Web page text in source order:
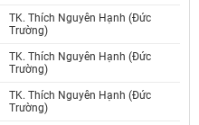
TK. Thích Nguyên Hạnh (Đức
Trường)
TK. Thích Nguyên Hạnh (Đức
Trường)
TK. Thích Nguyên Hạnh (Đức
Trường)